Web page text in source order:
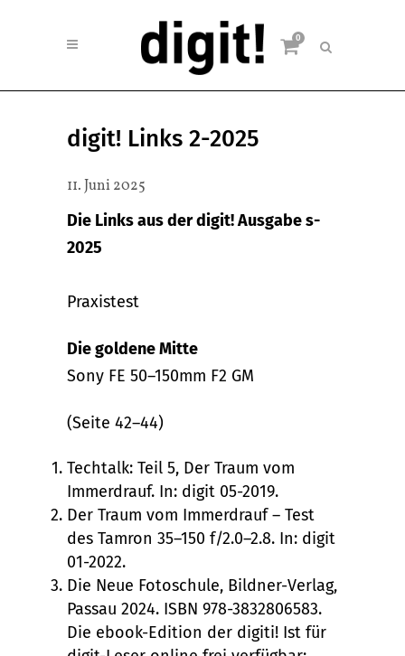
0
digit! Links 2-2025
11. Juni 2025
Die Links aus der digit! Ausgabe s-
2025
Praxistest
Die goldene Mitte
Sony FE 50–150mm F2 GM
(Seite 42–44)
Techtalk: Teil 5, Der Traum vom
Immerdrauf. In: digit 05-2019.
Der Traum vom Immerdrauf – Test
des Tamron 35–150 f/2.0–2.8. In: digit
01-2022.
Die Neue Fotoschule, Bildner-Verlag,
Passau 2024. ISBN ‎978-3832806583.
Die ebook-Edition der digiti! Ist für